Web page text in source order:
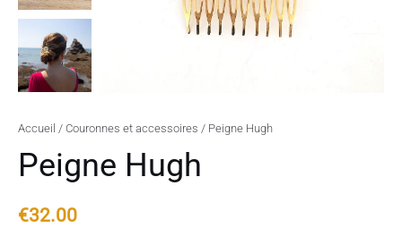
Accueil / Couronnes et accessoires / Peigne Hugh
Peigne Hugh
€32.00